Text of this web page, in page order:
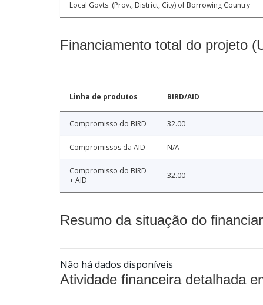
Local Govts. (Prov., District, City) of Borrowing Country
Financiamento total do projeto
Linha de produtos BIRD/AID
Compromisso do BIRD 32.00
Compromissos da AID N/A
Compromisso do BIRD
+ AID
32.00
Resumo da situação do
Não há dados disponíveis
Atividade financeira detalhada